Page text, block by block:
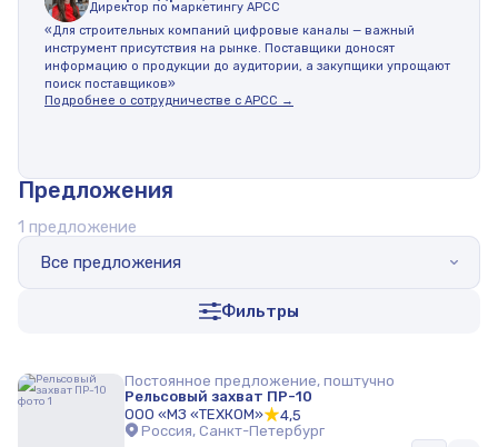
Директор по маркетингу АРСС
«Для строительных компаний цифровые каналы — важный
инструмент присутствия на рынке. Поставщики доносят
информацию о продукции до аудитории, а закупщики упрощают
поиск поставщиков»
Подробнее о сотрудничестве с АРСС →
Предложения
Все предложения
Фильтры
1 предложение
Постоянное предложение, поштучно
Рельсовый захват ПР-10
ООО «МЗ «ТЕХКОМ»
4,5
Россия, Санкт-Петербург